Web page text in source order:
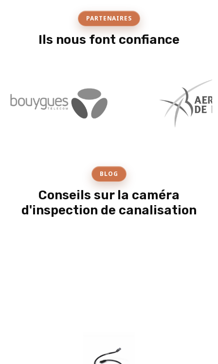
PARTENAIRES
Ils nous font confiance
BLOG
Conseils sur la caméra
d'inspection de canalisation